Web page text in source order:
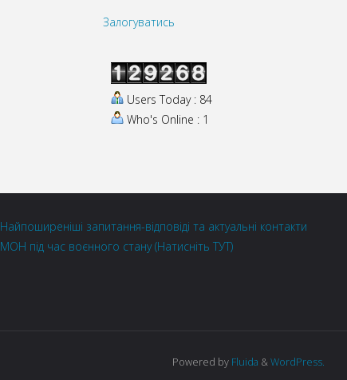
Залогуватись
Users Today : 84
Who's Online : 1
Найпоширеніші запитання-відповіді та актуальні контакти
МОН під час воєнного стану (Натисніть ТУТ)
Powered by Fluida &WordPress.